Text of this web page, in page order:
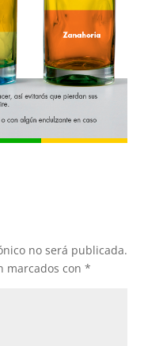
no será publicada.
marcados con *